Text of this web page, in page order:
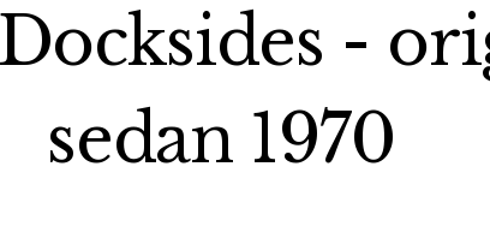
United
-
sedan 1970